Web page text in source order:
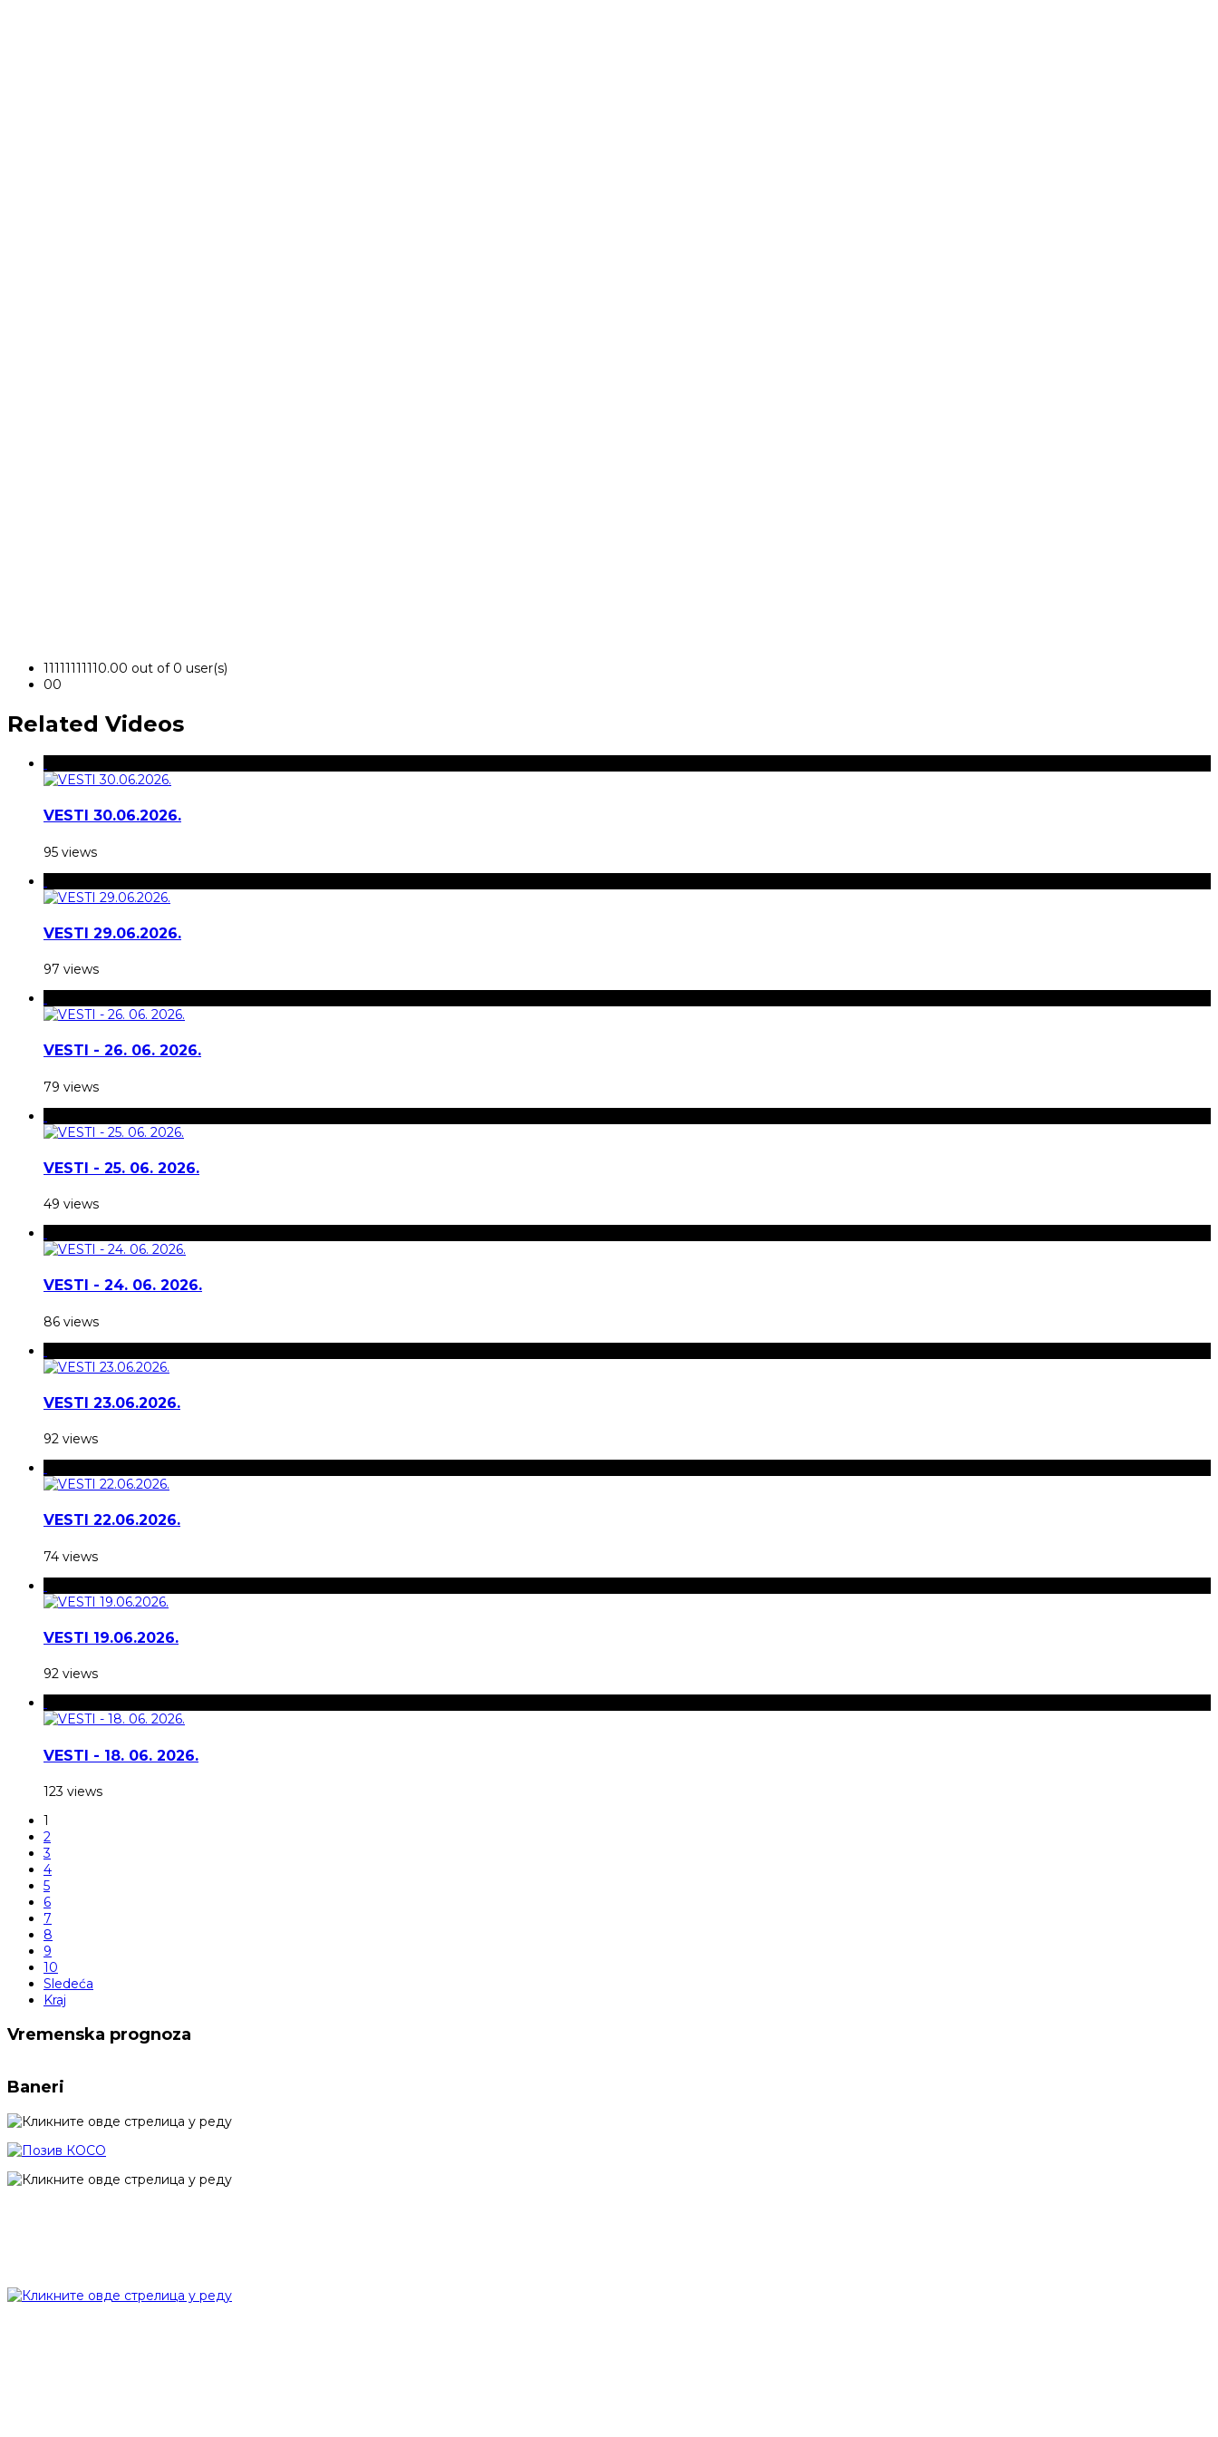
11111111110.00 out of 0 user(s)
00
Related Videos
VESTI 30.06.2026.
95 views
VESTI 29.06.2026.
97 views
VESTI - 26. 06. 2026.
79 views
VESTI - 25. 06. 2026.
49 views
VESTI - 24. 06. 2026.
86 views
VESTI 23.06.2026.
92 views
VESTI 22.06.2026.
74 views
VESTI 19.06.2026.
92 views
VESTI - 18. 06. 2026.
123 views
1
2
3
4
5
6
7
8
9
10
Sledeća
Kraj
Vremenska prognoza
Baneri